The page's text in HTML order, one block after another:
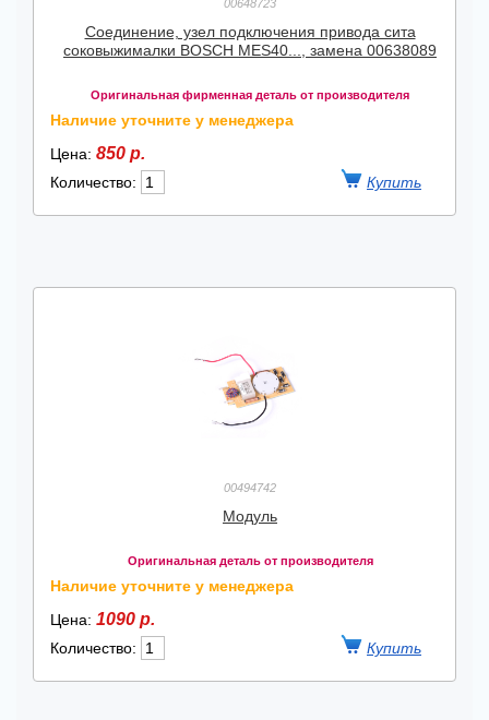
00648723
Соединение, узел подключения привода сита
соковыжималки BOSCH MES40..., замена 00638089
Оригинальная фирменная деталь от производителя
Наличие уточните у менеджера
Цена: 850 р.
Количество:
00494742
Модуль
Оригинальная деталь от производителя
Наличие уточните у менеджера
Цена: 1090 р.
Количество: